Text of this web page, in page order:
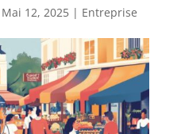
Mai 12, 2025| Entreprise